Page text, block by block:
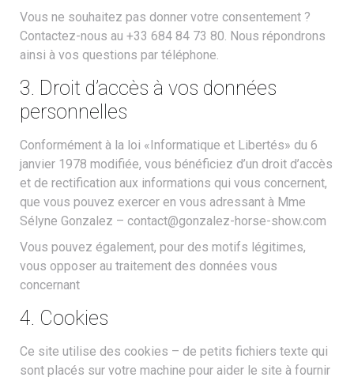
Vous ne souhaitez pas donner votre consentement ?
Contactez-nous au +33 684 84 73 80. Nous répondrons
ainsi à vos questions par téléphone.
3. Droit d’accès à vos données
personnelles
Conformément à la loi «Informatique et Libertés» du 6
janvier 1978 modifiée, vous bénéficiez d’un droit d’accès
et de rectification aux informations qui vous concernent,
que vous pouvez exercer en vous adressant à Mme
Sélyne Gonzalez – contact@gonzalez-horse-show.com
Vous pouvez également, pour des motifs légitimes,
vous opposer au traitement des données vous
concernant
4. Cookies
Ce site utilise des cookies – de petits fichiers texte qui
sont placés sur votre machine pour aider le site à fournir